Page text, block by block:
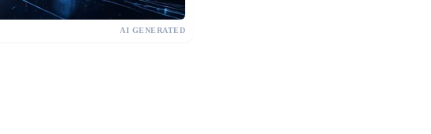
AI GENERATED